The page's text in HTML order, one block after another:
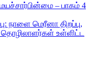
– பாகம் 4
நாளை மெரீனா திறப்பு,
உள்ளிட்ட